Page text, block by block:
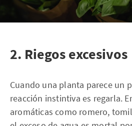
2. Riegos excesivos
Cuando una planta parece un
reacción instintiva es regarla.
aromáticas como romero,